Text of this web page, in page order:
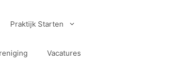
Praktijk Starten
Vacatures